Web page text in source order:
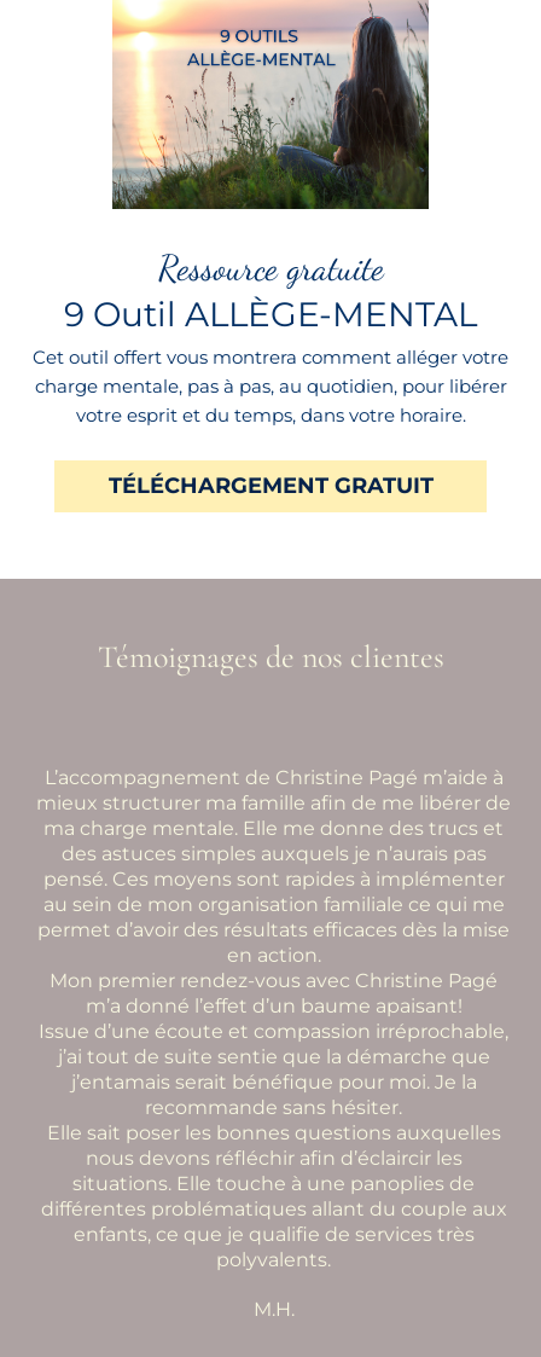
Ressource gratuite
9 Outil ALLÈGE-MENTAL
Cet outil offert vous montrera comment alléger votre
charge mentale, pas à pas, au quotidien, pour libérer
votre esprit et du temps, dans votre horaire.
TÉLÉCHARGEMENT GRATUIT
Témoignages de nos clientes
L’accompagnement de Christine Pagé m’aide à
mieux structurer ma famille afin de me libérer de
ma charge mentale. Elle me donne des trucs et
des astuces simples auxquels je n’aurais pas
pensé. Ces moyens sont rapides à implémenter
au sein de mon organisation familiale ce qui me
permet d’avoir des résultats efficaces dès la mise
en action.
Mon premier rendez-vous avec Christine Pagé
m’a donné l’effet d’un baume apaisant!
Issue d’une écoute et compassion irréprochable,
j’ai tout de suite sentie que la démarche que
j’entamais serait bénéfique pour moi. Je la
recommande sans hésiter.
Elle sait poser les bonnes questions auxquelles
nous devons réfléchir afin d’éclaircir les
situations. Elle touche à une panoplies de
différentes problématiques allant du couple aux
enfants, ce que je qualifie de services très
polyvalents.
M.H.